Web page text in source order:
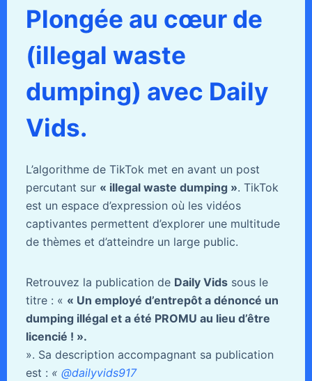
Plongée au cœur de
(illegal waste
dumping) avec Daily
Vids.
L’algorithme de TikTok met en avant un post
percutant sur « illegal waste dumping ». TikTok
est un espace d’expression où les vidéos
captivantes permettent d’explorer une multitude
de thèmes et d’atteindre un large public.
Retrouvez la publication de Daily Vidssous le
titre : « « Un employé d’entrepôt a dénoncé un
dumping illégal et a été PROMU au lieu d’être
licencié ! ».
». Sa description accompagnant sa publication
est : « @dailyvids917